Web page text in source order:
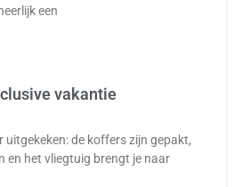
een
vakantie
uitgekeken: de koffers zijn gepakt,
en het vliegtuig brengt je naar